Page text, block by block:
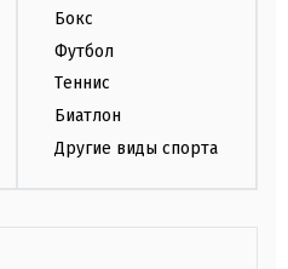
Бокс
Футбол
Теннис
Биатлон
Другие виды спорта